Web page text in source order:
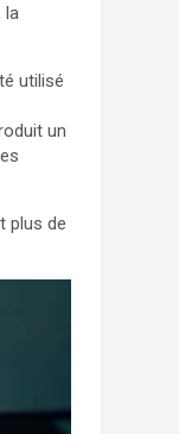
la
utilisé
un
plus de